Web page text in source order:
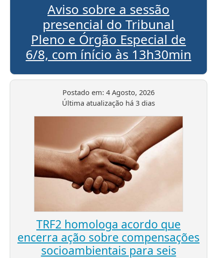
Aviso sobre a sessão
presencial do Tribunal
Pleno e Órgão Especial de
6/8, com ínício às 13h30min
Postado em: 4 Agosto, 2026
Última atualização há 3 dias
TRF2 homologa acordo que
encerra ação sobre compensações
socioambientais para seis